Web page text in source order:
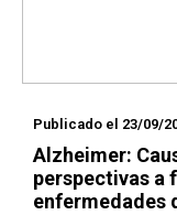
Publicado el 23/09/
Alzheimer:
perspectivas a
enfermedades